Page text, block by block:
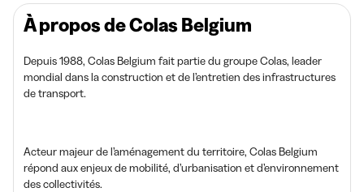
À propos de Colas Belgium
Depuis 1988, Colas Belgium fait partie du groupe Colas, leader
mondial dans la construction et de l’entretien des infrastructures
de transport.
Acteur majeur de l’aménagement du territoire, Colas Belgium
répond aux enjeux de mobilité, d’urbanisation et d’environnement
des collectivités.